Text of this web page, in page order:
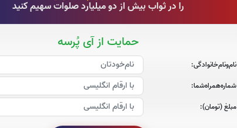
را در ثواب بیش از دو میلیارد صلوات سهیم کنید
حمایت از آی پُرسه
نام‌و‌نام‌خانوادگی:
شماره‌همراه‌شما:
مبلغ (تومان):
صوت سوره صافات
صوت سوره یاسین